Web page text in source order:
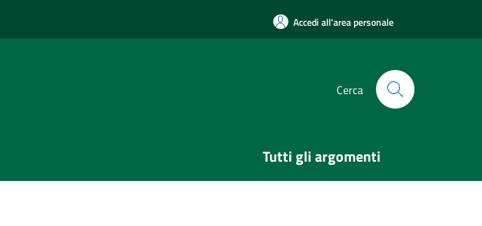
Accedi all'area personale
Cerca
Tutti gli argomenti